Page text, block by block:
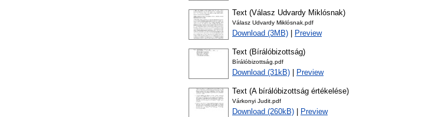
Text (Válasz Udvardy Miklósnak)
Válasz Udvardy Miklósnak.pdf
Download (3MB) Preview
Text (Bírálóbizottság)
Bírálóbizottság.pdf
Download (31kB) Preview
Text (A bírálóbizottság értékelése)
Várkonyi Judit.pdf
Download (260kB) Preview